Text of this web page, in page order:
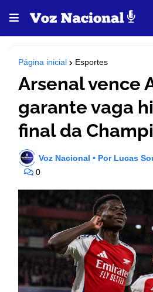
Página inicial Esportes
Arsenal vence
garante vaga
final da
Voz Nacional • Por Lucas
0